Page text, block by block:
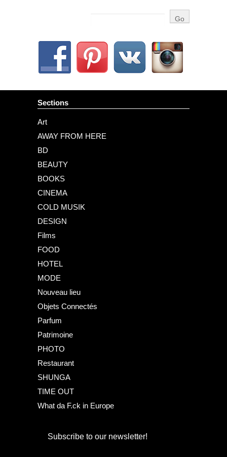
Sections
Art
AWAY FROM HERE
BD
BEAUTY
BOOKS
CINEMA
COLD MUSIK
DESIGN
Films
FOOD
HOTEL
MODE
Nouveau lieu
Objets Connectés
Parfum
Patrimoine
PHOTO
Restaurant
SHUNGA
TIME OUT
What da F.ck in Europe
Subscribe to our newsletter!